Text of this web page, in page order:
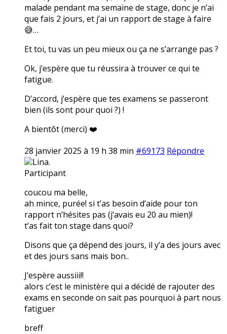
malade pendant ma semaine de stage, donc je n’ai
que fais 2 jours, et j’ai un rapport de stage à faire
😅…
Et toi, tu vas un peu mieux ou ça ne s’arrange pas ?
Ok, j’espère que tu réussira à trouver ce qui te
fatigue.
D’accord, j’espère que tes examens se passeront
bien (ils sont pour quoi ?) !
A bientôt (merci) ❤️
28 janvier 2025 à 19 h 38 min #69173 Répondre
Lina.
Participant
coucou ma belle,
ah mince, purée! si t’as besoin d’aide pour ton
rapport n’hésites pas (j’avais eu 20 au mien)!
t’as fait ton stage dans quoi?
Disons que ça dépend des jours, il y’a des jours avec
et des jours sans mais bon..
J’espère aussiii!!
alors c’est le ministère qui a décidé de rajouter des
exams en seconde on sait pas pourquoi à part nous
fatiguer
breff